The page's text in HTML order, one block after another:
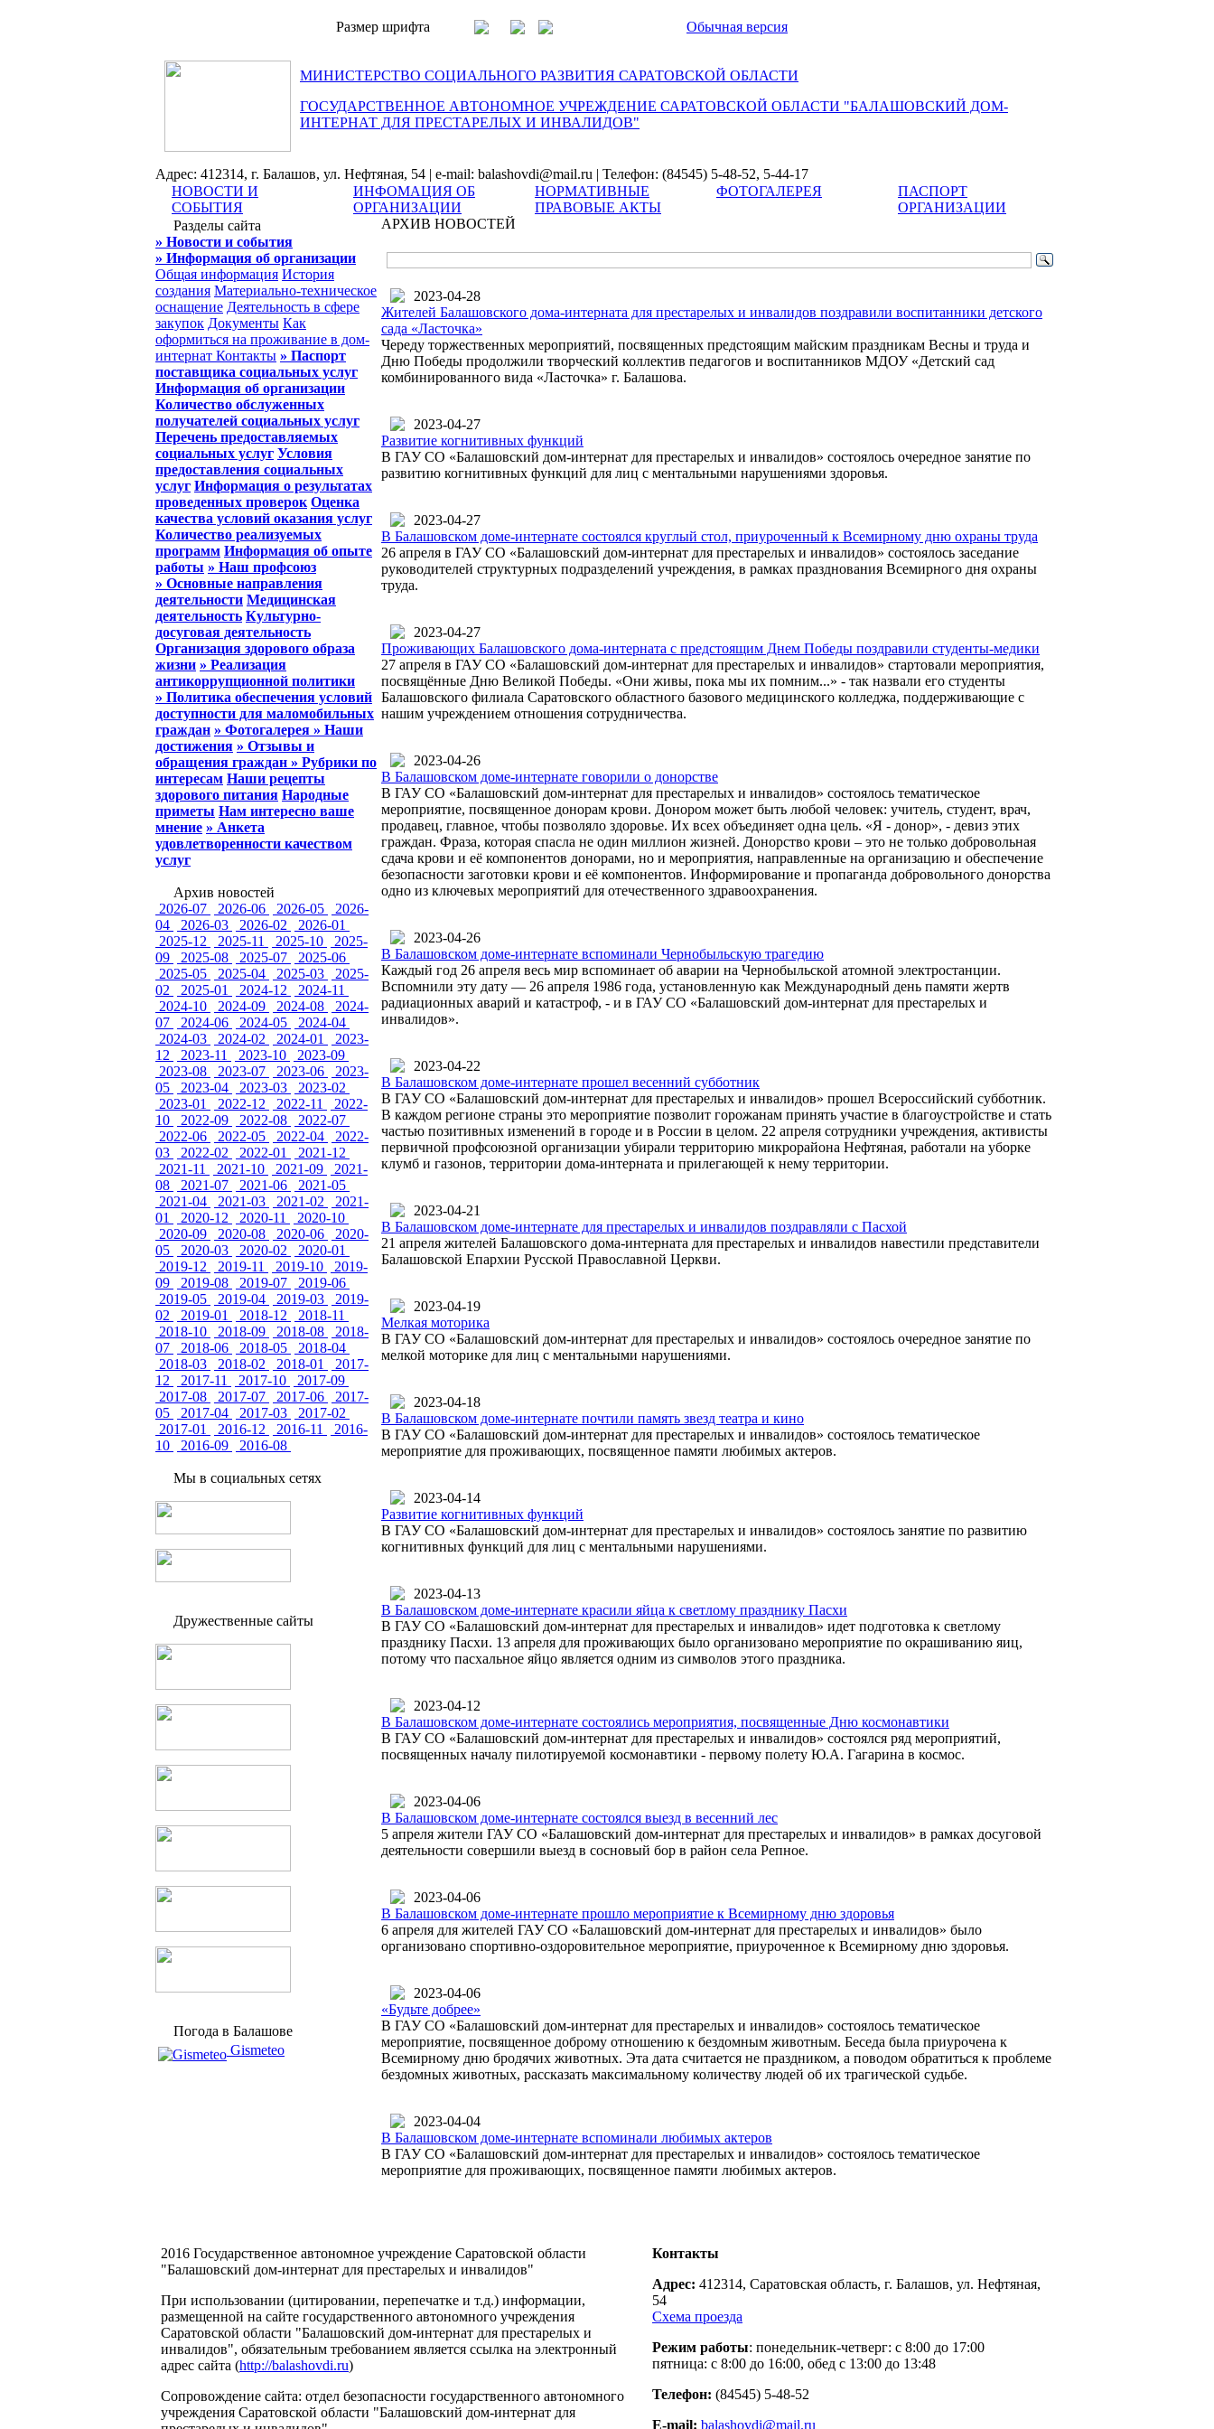
Размер шрифта Обычная версия
МИНИСТЕРСТВО СОЦИАЛЬНОГО РАЗВИТИЯ САРАТОВСКОЙ ОБЛАСТИ
ГОСУДАРСТВЕННОЕ АВТОНОМНОЕ УЧРЕЖДЕНИЕ САРАТОВСКОЙ ОБЛАСТИ "БАЛАШОВСКИЙ ДОМ-
ИНТЕРНАТ ДЛЯ ПРЕСТАРЕЛЫХ И ИНВАЛИДОВ"
Адрес: 412314, г. Балашов, ул. Нефтяная, 54 | e-mail: balashovdi@mail.ru | Телефон: (84545) 5-48-52, 5-44-17
НОВОСТИ И
СОБЫТИЯ
ИНФОМАЦИЯ ОБ
ОРГАНИЗАЦИИ
НОРМАТИВНЫЕ
ПРАВОВЫЕ АКТЫ
ФОТОГАЛЕРЕЯ
ПАСПОРТ
ОРГАНИЗАЦИИ
Разделы сайта
» Новости и события
» Информация об организации
Общая информация История
создания Материально-техническое
оснащение Деятельность в сфере
закупок Документы Как
оформиться на проживание в дом-
интернат Контакты » Паспорт
поставщика социальных услуг
Информация об организации
Количество обслуженных
получателей социальных услуг
Перечень предоставляемых
социальных услуг Условия
предоставления социальных
услуг Информация о результатах
проведенных проверок Оценка
качества условий оказания услуг
Количество реализуемых
программ Информация об опыте
работы » Наш профсоюз
» Основные направления
деятельности Медицинская
деятельность Культурно-
досуговая деятельность
Организация здорового образа
жизни » Реализация
антикоррупционной политики
» Политика обеспечения условий
доступности для маломобильных
граждан » Фотогалерея » Наши
достижения » Отзывы и
обращения граждан » Рубрики по
интересам Наши рецепты
здорового питания Народные
приметы Нам интересно ваше
мнение » Анкета
удовлетворенности качеством
услуг
Архив новостей
2026-07
2026-06 2026-05
2026-
04
2026-03 2026-02
2026-01
2025-12
2025-11 2025-10
2025-
09
2025-08 2025-07
2025-06
2025-05
2025-04 2025-03
2025-
02
2025-01 2024-12
2024-11
2024-10
2024-09 2024-08
2024-
07
2024-06 2024-05
2024-04
2024-03
2024-02 2024-01
2023-
12
2023-11 2023-10
2023-09
2023-08
2023-07 2023-06
2023-
05
2023-04 2023-03
2023-02
2023-01
2022-12 2022-11
2022-
10
2022-09 2022-08
2022-07
2022-06
2022-05 2022-04
2022-
03
2022-02 2022-01
2021-12
2021-11
2021-10 2021-09
2021-
08
2021-07 2021-06
2021-05
2021-04
2021-03 2021-02
2021-
01
2020-12 2020-11
2020-10
2020-09
2020-08 2020-06
2020-
05
2020-03 2020-02
2020-01
2019-12
2019-11 2019-10
2019-
09
2019-08 2019-07
2019-06
2019-05
2019-04 2019-03
2019-
02
2019-01 2018-12
2018-11
2018-10
2018-09 2018-08
2018-
07
2018-06 2018-05
2018-04
2018-03
2018-02 2018-01
2017-
12
2017-11 2017-10
2017-09
2017-08
2017-07 2017-06
2017-
05
2017-04 2017-03
2017-02
2017-01
2016-12 2016-11
2016-
10
2016-09 2016-08
Мы в социальных сетях
Дружественные сайты
Погода в Балашове
Gismeteo
АРХИВ НОВОСТЕЙ
2023-04-28
Жителей Балашовского дома-интерната для престарелых и инвалидов поздравили воспитанники детского
сада «Ласточка»
Череду торжественных мероприятий, посвященных предстоящим майским праздникам Весны и труда и
Дню Победы продолжили творческий коллектив педагогов и воспитанников МДОУ «Детский сад
комбинированного вида «Ласточка» г. Балашова.
2023-04-27
Развитие когнитивных функций
В ГАУ СО «Балашовский дом-интернат для престарелых и инвалидов» состоялось очередное занятие по
развитию когнитивных функций для лиц с ментальными нарушениями здоровья.
2023-04-27
В Балашовском доме-интернате состоялся круглый стол, приуроченный к Всемирному дню охраны труда
26 апреля в ГАУ СО «Балашовский дом-интернат для престарелых и инвалидов» состоялось заседание
руководителей структурных подразделений учреждения, в рамках празднования Всемирного дня охраны
труда.
2023-04-27
Проживающих Балашовского дома-интерната с предстоящим Днем Победы поздравили студенты-медики
27 апреля в ГАУ СО «Балашовский дом-интернат для престарелых и инвалидов» стартовали мероприятия,
посвящённые Дню Великой Победы. «Они живы, пока мы их помним...» - так назвали его студенты
Балашовского филиала Саратовского областного базового медицинского колледжа, поддерживающие с
нашим учреждением отношения сотрудничества.
2023-04-26
В Балашовском доме-интернате говорили о донорстве
В ГАУ СО «Балашовский дом-интернат для престарелых и инвалидов» состоялось тематическое
мероприятие, посвященное донорам крови. Донором может быть любой человек: учитель, студент, врач,
продавец, главное, чтобы позволяло здоровье. Их всех объединяет одна цель. «Я - донор», - девиз этих
граждан. Фраза, которая спасла не один миллион жизней. Донорство крови – это не только добровольная
сдача крови и её компонентов донорами, но и мероприятия, направленные на организацию и обеспечение
безопасности заготовки крови и её компонентов. Информирование и пропаганда добровольного донорства
одно из ключевых мероприятий для отечественного здравоохранения.
2023-04-26
В Балашовском доме-интернате вспоминали Чернобыльскую трагедию
Каждый год 26 апреля весь мир вспоминает об аварии на Чернобыльской атомной электростанции.
Вспомнили эту дату — 26 апреля 1986 года, установленную как Международный день памяти жертв
радиационных аварий и катастроф, - и в ГАУ СО «Балашовский дом-интернат для престарелых и
инвалидов».
2023-04-22
В Балашовском доме-интернате прошел весенний субботник
В ГАУ СО «Балашовский дом-интернат для престарелых и инвалидов» прошел Всероссийский субботник.
В каждом регионе страны это мероприятие позволит горожанам принять участие в благоустройстве и стать
частью позитивных изменений в городе и в России в целом. 22 апреля сотрудники учреждения, активисты
первичной профсоюзной организации убирали территорию микрорайона Нефтяная, работали на уборке
клумб и газонов, территории дома-интерната и прилегающей к нему территории.
2023-04-21
В Балашовском доме-интернате для престарелых и инвалидов поздравляли с Пасхой
21 апреля жителей Балашовского дома-интерната для престарелых и инвалидов навестили представители
Балашовской Епархии Русской Православной Церкви.
2023-04-19
Мелкая моторика
В ГАУ СО «Балашовский дом-интернат для престарелых и инвалидов» состоялось очередное занятие по
мелкой моторике для лиц с ментальными нарушениями.
2023-04-18
В Балашовском доме-интернате почтили память звезд театра и кино
В ГАУ СО «Балашовский дом-интернат для престарелых и инвалидов» состоялось тематическое
мероприятие для проживающих, посвященное памяти любимых актеров.
2023-04-14
Развитие когнитивных функций
В ГАУ СО «Балашовский дом-интернат для престарелых и инвалидов» состоялось занятие по развитию
когнитивных функций для лиц с ментальными нарушениями.
2023-04-13
В Балашовском доме-интернате красили яйца к светлому празднику Пасхи
В ГАУ СО «Балашовский дом-интернат для престарелых и инвалидов» идет подготовка к светлому
празднику Пасхи. 13 апреля для проживающих было организовано мероприятие по окрашиванию яиц,
потому что пасхальное яйцо является одним из символов этого праздника.
2023-04-12
В Балашовском доме-интернате состоялись мероприятия, посвященные Дню космонавтики
В ГАУ СО «Балашовский дом-интернат для престарелых и инвалидов» состоялся ряд мероприятий,
посвященных началу пилотируемой космонавтики - первому полету Ю.А. Гагарина в космос.
2023-04-06
В Балашовском доме-интернате состоялся выезд в весенний лес
5 апреля жители ГАУ СО «Балашовский дом-интернат для престарелых и инвалидов» в рамках досуговой
деятельности совершили выезд в сосновый бор в район села Репное.
2023-04-06
В Балашовском доме-интернате прошло мероприятие к Всемирному дню здоровья
6 апреля для жителей ГАУ СО «Балашовский дом-интернат для престарелых и инвалидов» было
организовано спортивно-оздоровительное мероприятие, приуроченное к Всемирному дню здоровья.
2023-04-06
«Будьте добрее»
В ГАУ СО «Балашовский дом-интернат для престарелых и инвалидов» состоялось тематическое
мероприятие, посвященное доброму отношению к бездомным животным. Беседа была приурочена к
Всемирному дню бродячих животных. Эта дата считается не праздником, а поводом обратиться к проблеме
бездомных животных, рассказать максимальному количеству людей об их трагической судьбе.
2023-04-04
В Балашовском доме-интернате вспоминали любимых актеров
В ГАУ СО «Балашовский дом-интернат для престарелых и инвалидов» состоялось тематическое
мероприятие для проживающих, посвященное памяти любимых актеров.
2016 Государственное автономное учреждение Саратовской области
"Балашовский дом-интернат для престарелых и инвалидов"
При использовании (цитировании, перепечатке и т.д.) информации,
размещенной на сайте государственного автономного учреждения
Саратовской области "Балашовский дом-интернат для престарелых и
инвалидов", обязательным требованием является ссылка на электронный
адрес сайта (http://balashovdi.ru)
Сопровождение сайта: отдел безопасности государственного автономного
учреждения Саратовской области "Балашовский дом-интернат для
Контакты
Адрес: 412314, Саратовская область, г. Балашов, ул. Нефтяная,
54
Схема проезда
Режим работы: понедельник-четверг: с 8:00 до 17:00
пятница: с 8:00 до 16:00, обед с 13:00 до 13:48
Телефон: (84545) 5-48-52
E-mail: balashovdi@mail.ru